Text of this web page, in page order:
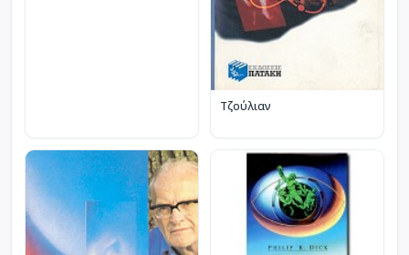
Τζούλιαν